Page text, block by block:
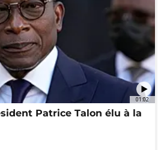
01:02
Patrice Talon élu à la